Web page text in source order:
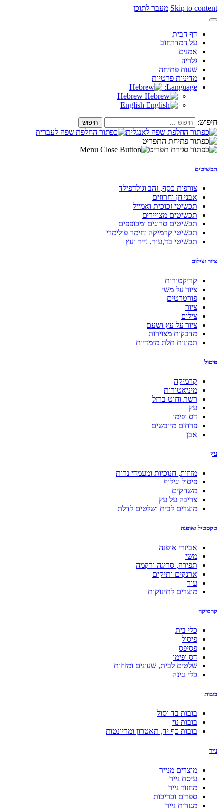
Skip to content מעבר לתוכן
דף הבית
על המדרחוב
אמנים
גלריה
שעות פתיחה
מדיניות פרטיות
Language:
חיפוש:
תכשיטים
צורפות כסף, זהב וגולדפילד
אבני חן וחרוזים
תכשיטי זכוכית ואמייל
תכשיטים מצויירים
תכשיטים סרוגים ומכופפים
תכשיטי קרמיקה וחימר פולימרי
תכשיטי בד,עור, נייר ועץ
ציור וצילום
קריקטורות
ציור על משי
פורטרטים
ציור
צילום
ציור על עץ ושעם
מדבקות מצוירות
תמונות תלת מימדיות
פיסול
קרמיקה
מיניאטורות
רשת וחוט ברזל
עץ
דס ופימו
פרחים מיובשים
אבן
עץ
מזוזות, חנוכיות ומעמדי נרות
פיסול וגילוף
משחקים
צריבה על עץ
מוצרים לבית ושלטים לדלת
טקסטיל ואופנה
אביזרי אופנה
משי
תפירה, סריגה ורקמה
ארנקים ותיקים
עור
מוצרים לתינוקות
קרמיקה
כלי בית
פיסול
פסיפס
דס ופימו
שלטים לבית, שעונים ומזוזות
כלי נגינה
בובות
בובות בד וסול
בובות נוי
בובות כף יד, תאטרון ומריונטות
נייר
מוצרים מנייר
עיסת נייר
מחזור נייר
ספרים וכריכות
מגזרות נייר